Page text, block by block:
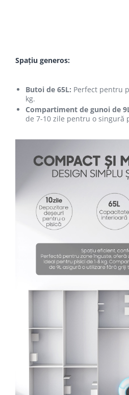
Spațiu generos:
Butoi de 65L: Perfect pentru
kg.
Compartiment de gunoi de
de 7-10 zile pentru o singură